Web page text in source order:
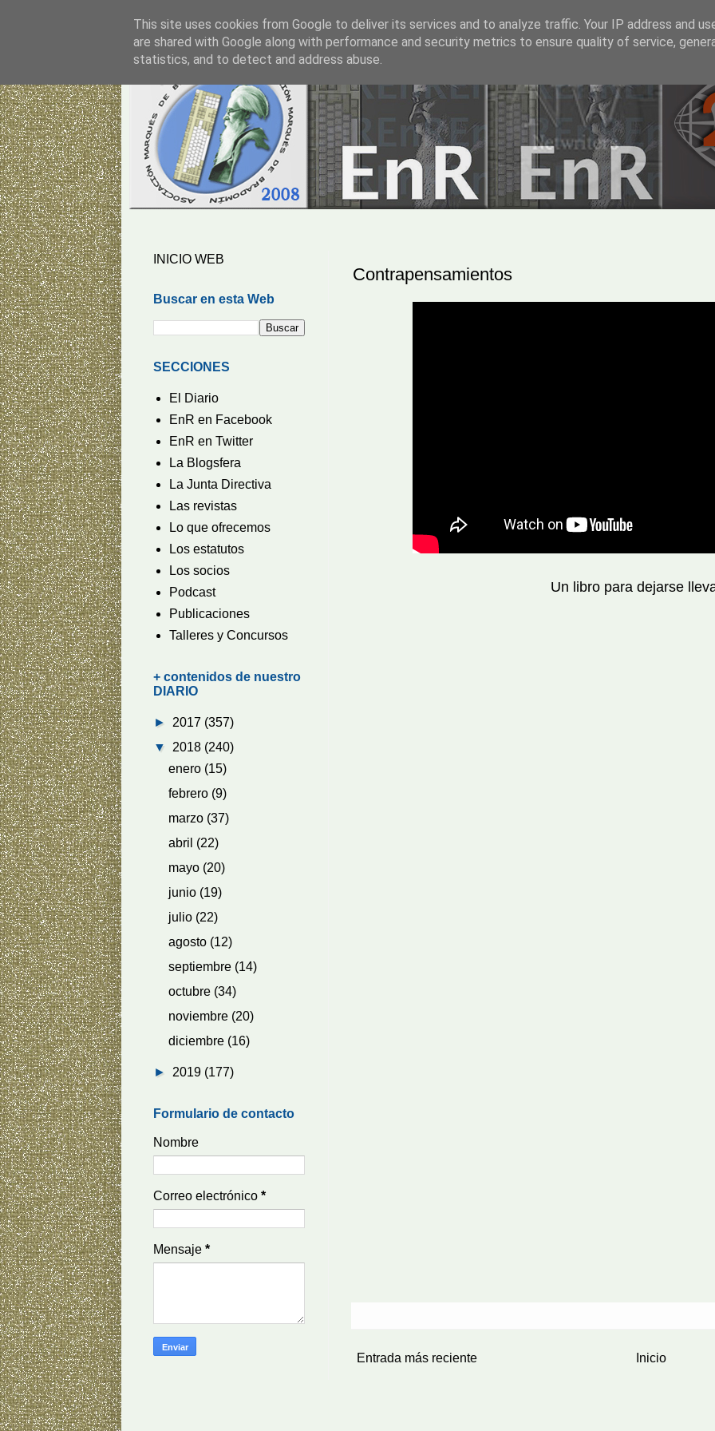
Contrapensamientos
Un libro para dejarse
Entrada más reciente Inicio
INICIO WEB
Buscar en esta Web
SECCIONES
El Diario
EnR en Facebook
EnR en Twitter
La Blogsfera
La Junta Directiva
Las revistas
Lo que ofrecemos
Los estatutos
Los socios
Podcast
Publicaciones
Talleres y Concursos
+ contenidos de nuestro
DIARIO
► 2017 (357)
▼ 2018 (240)
enero (15)
febrero (9)
marzo (37)
abril (22)
mayo (20)
junio (19)
julio (22)
agosto (12)
septiembre (14)
octubre (34)
noviembre (20)
diciembre (16)
► 2019 (177)
Formulario de contacto
Nombre
Correo electrónico *
Mensaje *
This site uses cookies from Google to deliver its services and to analyze traffic. Your IP address and
are shared with Google along with performance and security metrics to ensure quality of service,
statistics, and to detect and address abuse.